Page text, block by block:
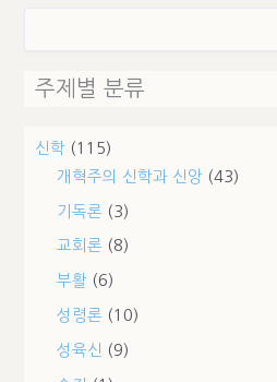
주제별 분류
신학 (115)
개혁주의 신학과 신앙 (43)
기독론 (3)
교회론 (8)
부활 (6)
성령론 (10)
성육신 (9)